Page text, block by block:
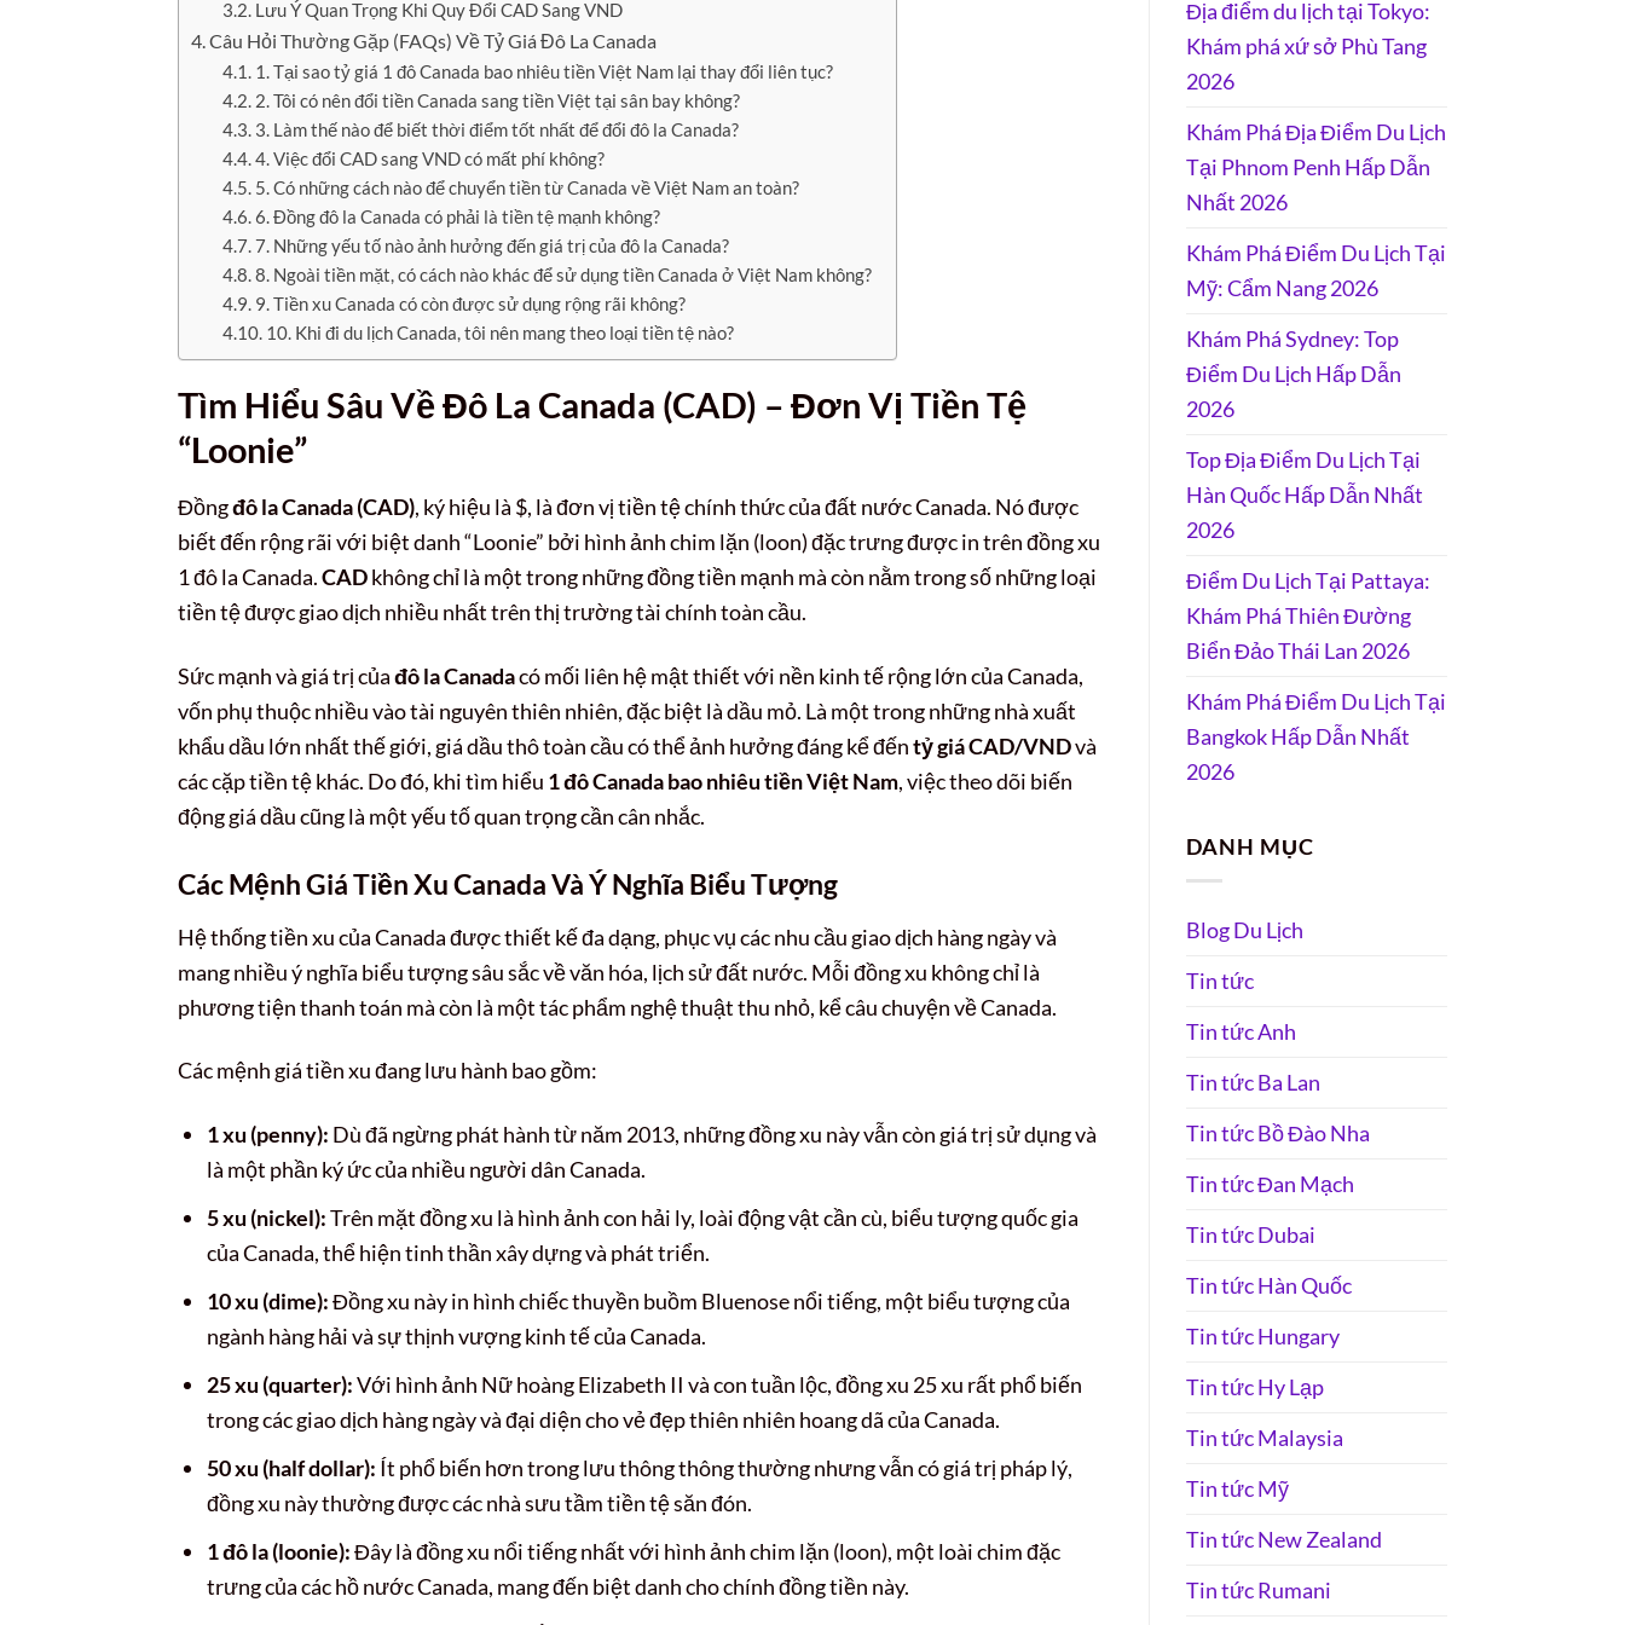
Lưu Ý Quan Trọng Khi Quy Đổi CAD Sang VND
Câu Hỏi Thường Gặp (FAQs) Về Tỷ Giá Đô La Canada
1. Tại sao tỷ giá 1 đô Canada bao nhiêu tiền Việt Nam lại thay đổi liên tục?
2. Tôi có nên đổi tiền Canada sang tiền Việt tại sân bay không?
3. Làm thế nào để biết thời điểm tốt nhất để đổi đô la Canada?
4. Việc đổi CAD sang VND có mất phí không?
5. Có những cách nào để chuyển tiền từ Canada về Việt Nam an toàn?
6. Đồng đô la Canada có phải là tiền tệ mạnh không?
7. Những yếu tố nào ảnh hưởng đến giá trị của đô la Canada?
8. Ngoài tiền mặt, có cách nào khác để sử dụng tiền Canada ở Việt Nam không?
9. Tiền xu Canada có còn được sử dụng rộng rãi không?
10. Khi đi du lịch Canada, tôi nên mang theo loại tiền tệ nào?
Tìm Hiểu Sâu Về Đô La Canada (CAD) – Đơn Vị Tiền Tệ
“Loonie”
Đồngđô la Canada (CAD), ký hiệu là $, là đơn vị tiền tệ chính thức của đất nước Canada. Nó được
biết đến rộng rãi với biệt danh “Loonie” bởi hình ảnh chim lặn (loon) đặc trưng được in trên đồng xu
1 đô la Canada.CADkhông chỉ là một trong những đồng tiền mạnh mà còn nằm trong số những loại
tiền tệ được giao dịch nhiều nhất trên thị trường tài chính toàn cầu.
Sức mạnh và giá trị củađô la Canadacó mối liên hệ mật thiết với nền kinh tế rộng lớn của Canada,
vốn phụ thuộc nhiều vào tài nguyên thiên nhiên, đặc biệt là dầu mỏ. Là một trong những nhà xuất
khẩu dầu lớn nhất thế giới, giá dầu thô toàn cầu có thể ảnh hưởng đáng kể đếntỷ giá CAD/VNDvà
các cặp tiền tệ khác. Do đó, khi tìm hiểu 1 đô Canada bao nhiêu tiền Việt Nam, việc theo dõi biến
động giá dầu cũng là một yếu tố quan trọng cần cân nhắc.
Các Mệnh Giá Tiền Xu Canada Và Ý Nghĩa Biểu Tượng
Hệ thống tiền xu của Canada được thiết kế đa dạng, phục vụ các nhu cầu giao dịch hàng ngày và
mang nhiều ý nghĩa biểu tượng sâu sắc về văn hóa, lịch sử đất nước. Mỗi đồng xu không chỉ là
phương tiện thanh toán mà còn là một tác phẩm nghệ thuật thu nhỏ, kể câu chuyện về Canada.
Các mệnh giá tiền xu đang lưu hành bao gồm:
1 xu (penny): Dù đã ngừng phát hành từ năm 2013, những đồng xu này vẫn còn giá trị sử dụng và
là một phần ký ức của nhiều người dân Canada.
5 xu (nickel):Trên mặt đồng xu là hình ảnh con hải ly, loài động vật cần cù, biểu tượng quốc gia
của Canada, thể hiện tinh thần xây dựng và phát triển.
10 xu (dime):Đồng xu này in hình chiếc thuyền buồm Bluenose nổi tiếng, một biểu tượng của
ngành hàng hải và sự thịnh vượng kinh tế của Canada.
25 xu (quarter):Với hình ảnh Nữ hoàng Elizabeth II và con tuần lộc, đồng xu 25 xu rất phổ biến
trong các giao dịch hàng ngày và đại diện cho vẻ đẹp thiên nhiên hoang dã của Canada.
50 xu (half dollar): Ít phổ biến hơn trong lưu thông thông thường nhưng vẫn có giá trị pháp lý,
đồng xu này thường được các nhà sưu tầm tiền tệ săn đón.
1 đô la (loonie):Đây là đồng xu nổi tiếng nhất với hình ảnh chim lặn (loon), một loài chim đặc
trưng của các hồ nước Canada, mang đến biệt danh cho chính đồng tiền này.
Địa điểm du lịch tại Tokyo:
Khám phá xứ sở Phù Tang
2026
Khám Phá Địa Điểm Du Lịch
Tại Phnom Penh Hấp Dẫn
Nhất 2026
Khám Phá Điểm Du Lịch Tại
Mỹ: Cẩm Nang 2026
Khám Phá Sydney: Top
Điểm Du Lịch Hấp Dẫn
2026
Top Địa Điểm Du Lịch Tại
Hàn Quốc Hấp Dẫn Nhất
2026
Điểm Du Lịch Tại Pattaya:
Khám Phá Thiên Đường
Biển Đảo Thái Lan 2026
Khám Phá Điểm Du Lịch Tại
Bangkok Hấp Dẫn Nhất
2026
DANH MỤC
Blog Du Lịch
Tin tức
Tin tức Anh
Tin tức Ba Lan
Tin tức Bồ Đào Nha
Tin tức Đan Mạch
Tin tức Dubai
Tin tức Hàn Quốc
Tin tức Hungary
Tin tức Hy Lạp
Tin tức Malaysia
Tin tức Mỹ
Tin tức New Zealand
Tin tức Rumani